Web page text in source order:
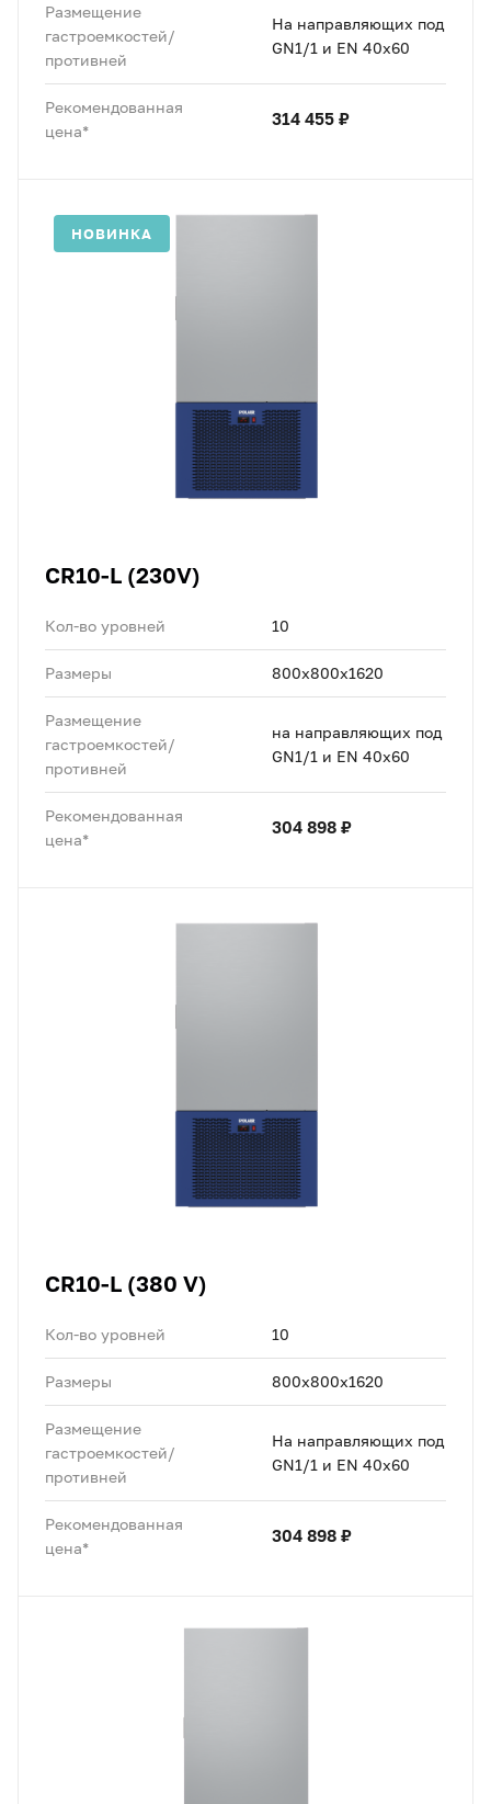
Размещение
гастроемкостей/
противней
На направляющих под
GN1/1 и EN 40x60
Рекомендованная
цена*
314 455 ₽
НОВИНКА
CR10-L (230V)
Кол-во уровней 10
Размеры 800x800x1620
Размещение
гастроемкостей/
противней
на направляющих под
GN1/1 и EN 40x60
Рекомендованная
цена*
304 898 ₽
CR10-L (380 V)
Кол-во уровней 10
Размеры 800x800x1620
Размещение
гастроемкостей/
противней
На направляющих под
GN1/1 и EN 40x60
Рекомендованная
цена*
304 898 ₽